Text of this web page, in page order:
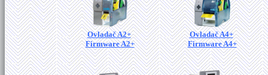
Ovladač A2+
Firmware A2+
Ovladač A4+
Firmware A4+